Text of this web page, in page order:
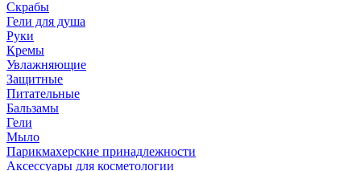
Скрабы
Гели для душа
Руки
Кремы
Увлажняющие
Защитные
Питательные
Бальзамы
Гели
Мыло
Парикмахерские принадлежности
Аксессуары для косметологии